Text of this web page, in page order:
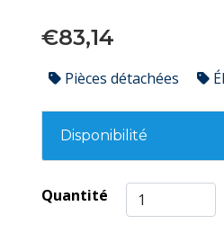
€83,14
Pièces détachées
Disponibilité
Quantité